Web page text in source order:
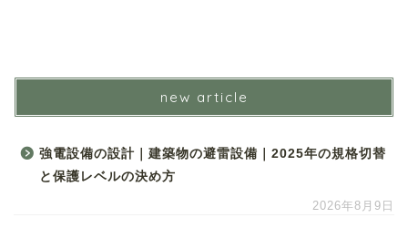
new article
強電設備の設計｜建築物の避雷設備｜2025年の規格切替
と保護レベルの決め方
2026年8月9日